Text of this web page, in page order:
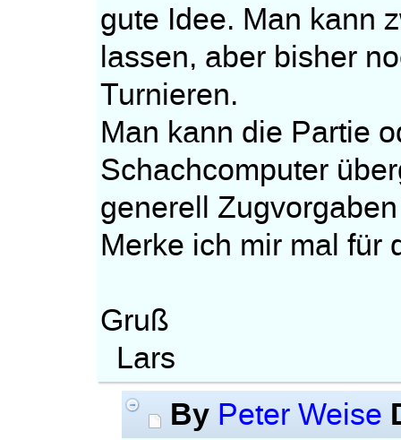
gute Idee. Man kann
lassen, aber bisher
Turnieren.
Man kann die Partie
Schachcomputer
generell
Merke ich mir mal für
Gruß
Lars
By Peter Weise